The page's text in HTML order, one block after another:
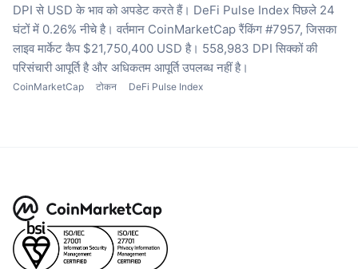
DPI से USD के भाव को अपडेट करते हैं। DeFi Pulse Index पिछले 24
घंटों में 0.26% नीचे है। वर्तमान CoinMarketCap रैंकिंग #7957, जिसका
लाइव मार्केट कैप $21,750,400 USD है। 558,983 DPI सिक्कों की
परिसंचारी आपूर्ति है और अधिकतम आपूर्ति उपलब्ध नहीं है।
CoinMarketCap टोकन DeFi Pulse Index